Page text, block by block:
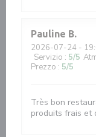
Pauline B
2026-07-24 -
Servizio : 5/5
Prezzo : 5/5
Très bon
produits frais et